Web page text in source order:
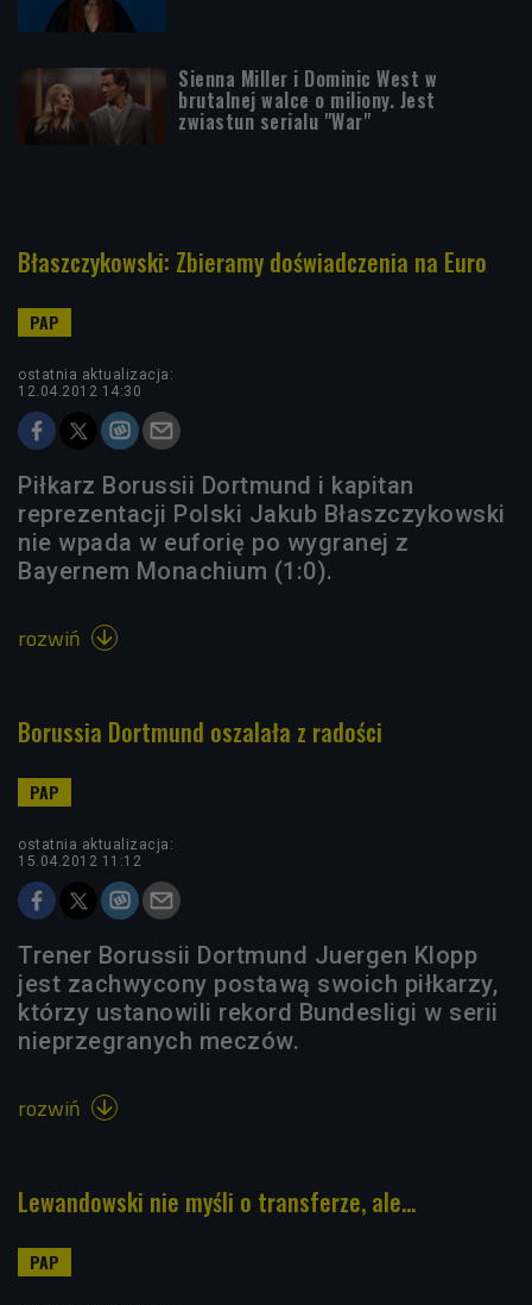
Sienna Miller i Dominic West w
brutalnej walce o miliony. Jest
zwiastun serialu "War"
Błaszczykowski: Zbieramy doświadczenia na Euro
ostatnia aktualizacja:
12.04.2012 14:30
Piłkarz Borussii Dortmund i kapitan
reprezentacji Polski Jakub Błaszczykowski
nie wpada w euforię po wygranej z
Bayernem Monachium (1:0).
rozwiń 
Borussia Dortmund oszalała z radości
ostatnia aktualizacja:
15.04.2012 11:12
Trener Borussii Dortmund Juergen Klopp
jest zachwycony postawą swoich piłkarzy,
którzy ustanowili rekord Bundesligi w serii
nieprzegranych meczów.
rozwiń 
Lewandowski nie myśli o transferze, ale...